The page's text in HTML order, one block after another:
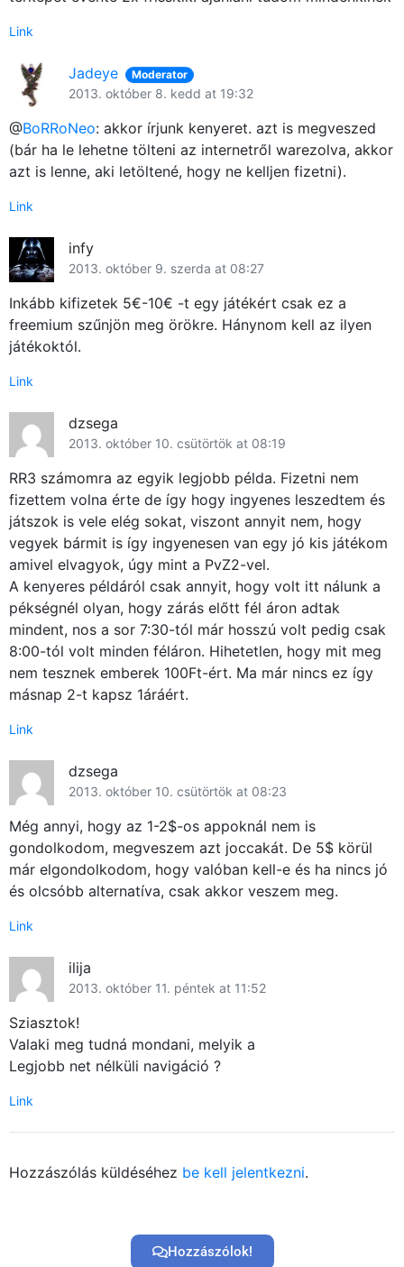
Link
Jadeye Moderator
2013. október 8. kedd at 19:32
@BoRRoNeo: akkor írjunk kenyeret. azt is megveszed
(bár ha le lehetne tölteni az internetről warezolva, akkor
azt is lenne, aki letöltené, hogy ne kelljen fizetni).
Link
infy
2013. október 9. szerda at 08:27
Inkább kifizetek 5€-10€ -t egy játékért csak ez a
freemium szűnjön meg örökre. Hánynom kell az ilyen
játékoktól.
Link
dzsega
2013. október 10. csütörtök at 08:19
RR3 számomra az egyik legjobb példa. Fizetni nem
fizettem volna érte de így hogy ingyenes leszedtem és
játszok is vele elég sokat, viszont annyit nem, hogy
vegyek bármit is így ingyenesen van egy jó kis játékom
amivel elvagyok, úgy mint a PvZ2-vel.
A kenyeres példáról csak annyit, hogy volt itt nálunk a
pékségnél olyan, hogy zárás előtt fél áron adtak
mindent, nos a sor 7:30-tól már hosszú volt pedig csak
8:00-tól volt minden féláron. Hihetetlen, hogy mit meg
nem tesznek emberek 100Ft-ért. Ma már nincs ez így
másnap 2-t kapsz 1áráért.
Link
dzsega
2013. október 10. csütörtök at 08:23
Még annyi, hogy az 1-2$-os appoknál nem is
gondolkodom, megveszem azt joccakát. De 5$ körül
már elgondolkodom, hogy valóban kell-e és ha nincs jó
és olcsóbb alternatíva, csak akkor veszem meg.
Link
ilija
2013. október 11. péntek at 11:52
Sziasztok!
Valaki meg tudná mondani, melyik a
Legjobb net nélküli navigáció ?
Link
Hozzászólás küldéséhez be kell jelentkezni.
Hozzászólok!